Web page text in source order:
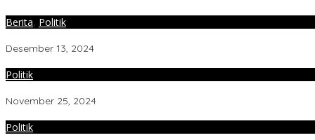
Berita, Politik
Desember 13, 2024
Politik
November 25, 2024
Politik